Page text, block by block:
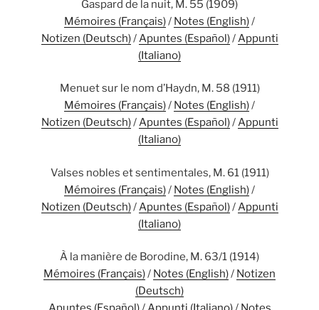
Gaspard de la nuit, M. 55 (1909)
Mémoires (Français)/ Notes (English)/
Notizen (Deutsch)/ Apuntes (Español)/ Appunti
(Italiano)
Menuet sur le nom d’Haydn, M. 58 (1911)
Mémoires (Français)/ Notes (English)/
Notizen (Deutsch)/Apuntes (Español)/Appunti
(Italiano)
Valses nobles et sentimentales, M. 61 (1911)
Mémoires (Français)/ Notes (English)/
Notizen (Deutsch)/ Apuntes (Español)/ Appunti
(Italiano)
À la manière de Borodine, M. 63/1 (1914)
Mémoires (Français)/ Notes (English)/ Notizen
(Deutsch)